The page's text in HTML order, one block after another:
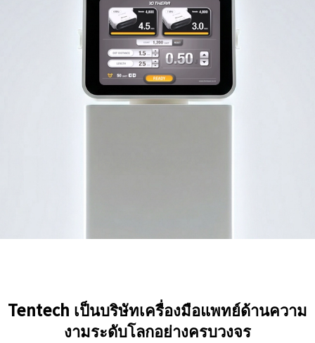
Tentech เป็นบริษัทเครื่องมือแพทย์ด้านความ
งามระดับโลกอย่างครบวงจร